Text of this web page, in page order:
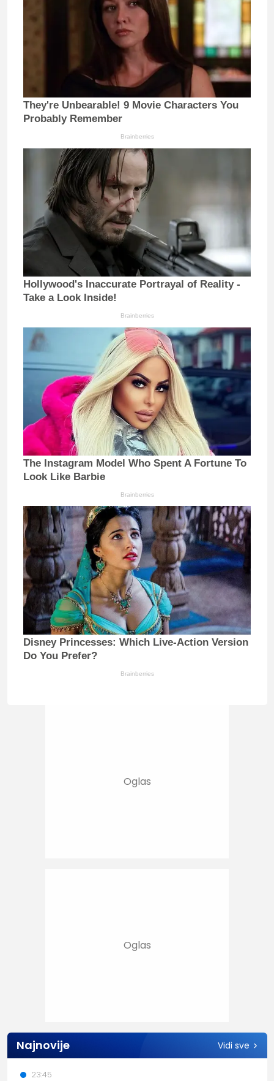
They're Unbearable! 9 Movie Characters You
Probably Remember
Brainberries
Hollywood's Inaccurate Portrayal of Reality -
Take a Look Inside!
Brainberries
The Instagram Model Who Spent A Fortune To
Look Like Barbie
Brainberries
Disney Princesses: Which Live-Action Version
Do You Prefer?
Brainberries
Najnovije Vidi sve
23:45